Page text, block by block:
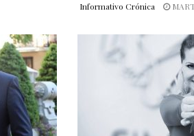
Informativo Crónica